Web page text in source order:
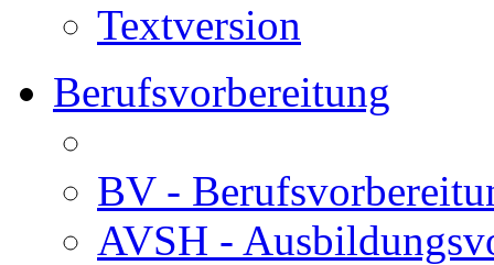
Textversion
Berufsvorbereitung
BV -
AVSH -